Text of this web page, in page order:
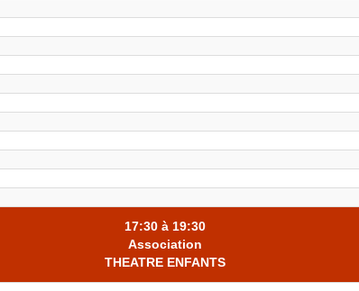
17:30 à 19:30
Association
THEATRE ENFANTS